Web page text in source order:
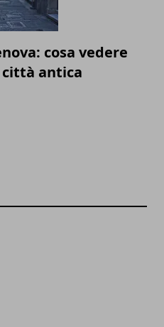
cosa vedere
antica